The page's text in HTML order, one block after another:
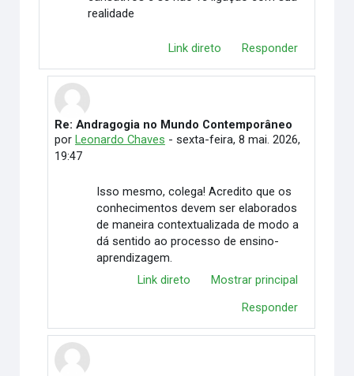
realidade
Link direto Responder
Em resposta à Taiã Mairon Peixoto Ribeiro
Re: Andragogia no Mundo Contemporâneo
por Leonardo Chaves - sexta-feira, 8 mai. 2026,
19:47
Isso mesmo, colega! Acredito que os
conhecimentos devem ser elaborados
de maneira contextualizada de modo a
dá sentido ao processo de ensino-
aprendizagem.
Link direto
Mostrar principal
Responder